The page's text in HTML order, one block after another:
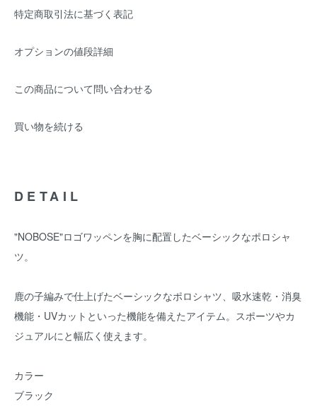
特定商取引法に基づく表記
オプションの値段詳細
この商品について問い合わせる
買い物を続ける
DETAIL
"NOBOSE"ロゴワッペンを胸に配置したベーシックなポロシャ
ツ。
鹿の子編みで仕上げたベーシックなポロシャツ、吸水速乾・消臭
機能・UVカットといった機能を備えたアイテム。スポーツやカ
ジュアルにと幅広く使えます。
カラー
ブラック